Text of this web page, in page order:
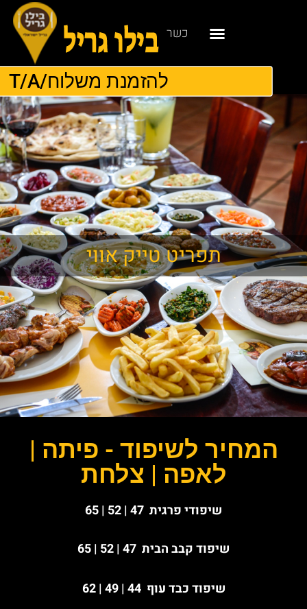
כשר
להזמנת משלוח/T/A
תפריט טייק אווי
לשיפוד - פיתה |
לאפה | צלחת
שיפודי פרגית 47 | 52 | 65
שיפודקבב הבית47 | 52 | 65
שיפודכבד עוף44 | 49 | 62